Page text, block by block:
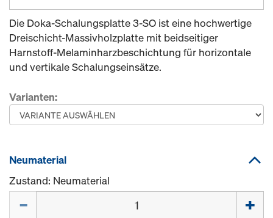
Die Doka-Schalungsplatte 3-SO ist eine hochwertige
Dreischicht-Massivholzplatte mit beidseitiger
Harnstoff-Melaminharzbeschichtung für horizontale
und vertikale Schalungseinsätze.
Varianten:
Neumaterial
Zustand: Neumaterial